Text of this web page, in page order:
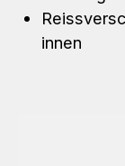
innen